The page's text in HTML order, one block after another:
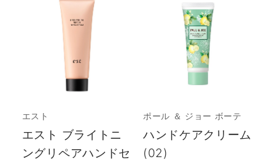
エスト
エスト ブライトニ
ングリペアハンドセ
ポール ＆ ジョー ボーテ
ハンドケアクリーム
(02)